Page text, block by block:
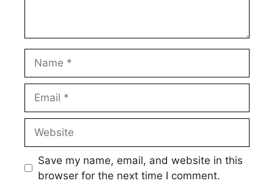
Save my name, email, and website in this
browser for the next time I comment.